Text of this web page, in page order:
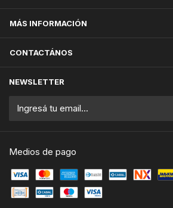
MÁS INFORMACIÓN
CONTACTÁNOS
NEWSLETTER
Medios de pago